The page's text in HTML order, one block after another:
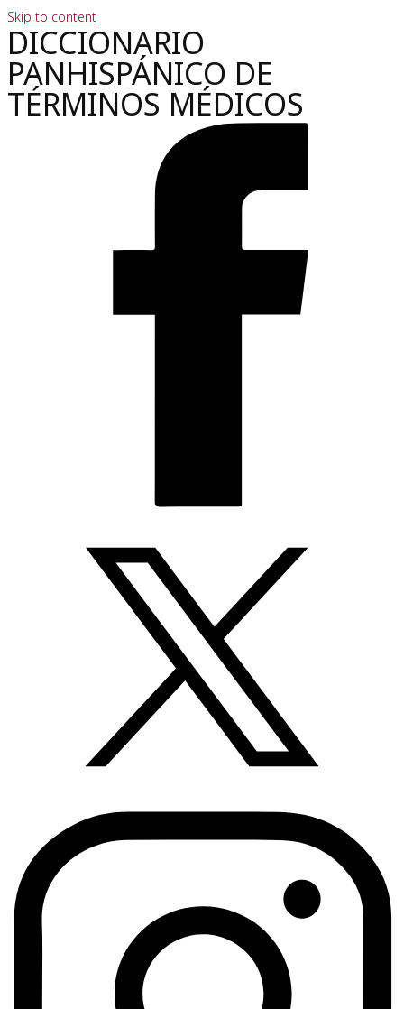
Skip to content
DICCIONARIO
PANHISPÁNICO DE
TÉRMINOS MÉDICOS